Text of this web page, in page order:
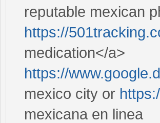
reputable mexican
https://
medication</a>
https://
mexico city or
mexicana en linea